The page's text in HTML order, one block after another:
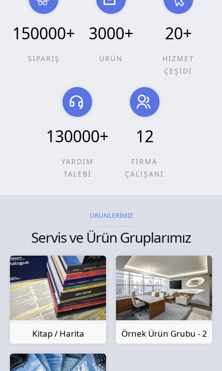
150000+
SİPARİŞ
3000+
ÜRÜN
20+
HİZMET
ÇEŞİDİ
130000+
YARDIM
TALEBİ
12
FİRMA
ÇALIŞANI
ÜRÜNLERİMİZ
Servis ve Ürün Gruplarımız
Kitap / Harita Örnek Ürün Grubu - 2